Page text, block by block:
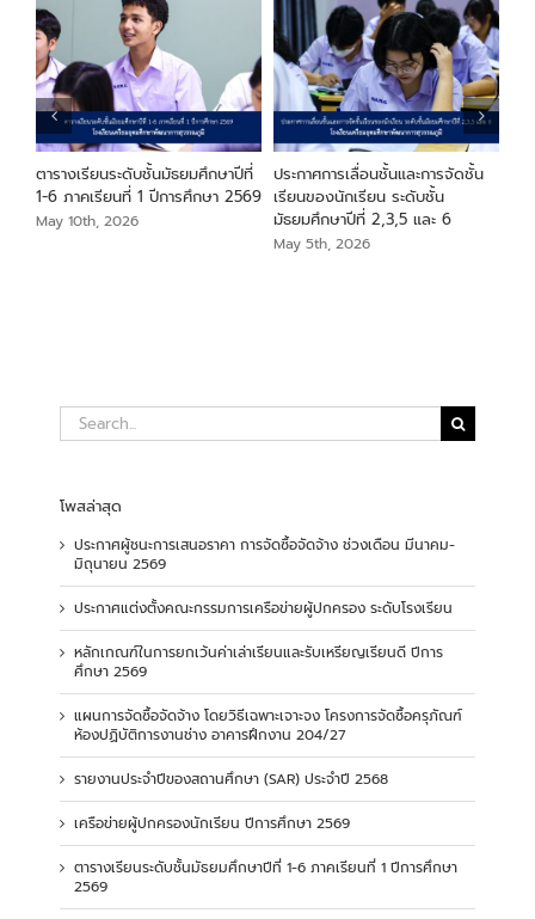
ตารางเรียนระดับชั้นมัธยมศึกษาปีที่
1-6 ภาคเรียนที่ 1 ปีการศึกษา 2569
May 10th, 2026
ประกาศการเลื่อนชั้นและการจัดชั้น
เรียนของนักเรียน ระดับชั้น
มัธยมศึกษาปีที่ 2,3,5 และ 6
May 5th, 2026
Search
for:
โพสล่าสุด
ประกาศผู้ชนะการเสนอราคา การจัดซื้อจัดจ้าง ช่วงเดือน มีนาคม-
มิถุนายน 2569
ประกาศแต่งตั้งคณะกรรมการเครือข่ายผู้ปกครอง ระดับโรงเรียน
หลักเกณฑ์ในการยกเว้นค่าเล่าเรียนและรับเหรียญเรียนดี ปีการ
ศึกษา 2569
แผนการจัดซื้อจัดจ้าง โดยวิธีเฉพาะเจาะจง โครงการจัดซื้อครุภัณฑ์
ห้องปฏิบัติการงานช่าง อาคารฝึกงาน 204/27
รายงานประจำปีของสถานศึกษา (SAR) ประจำปี 2568
เครือข่ายผู้ปกครองนักเรียน ปีการศึกษา 2569
ตารางเรียนระดับชั้นมัธยมศึกษาปีที่ 1-6 ภาคเรียนที่ 1 ปีการศึกษา
2569